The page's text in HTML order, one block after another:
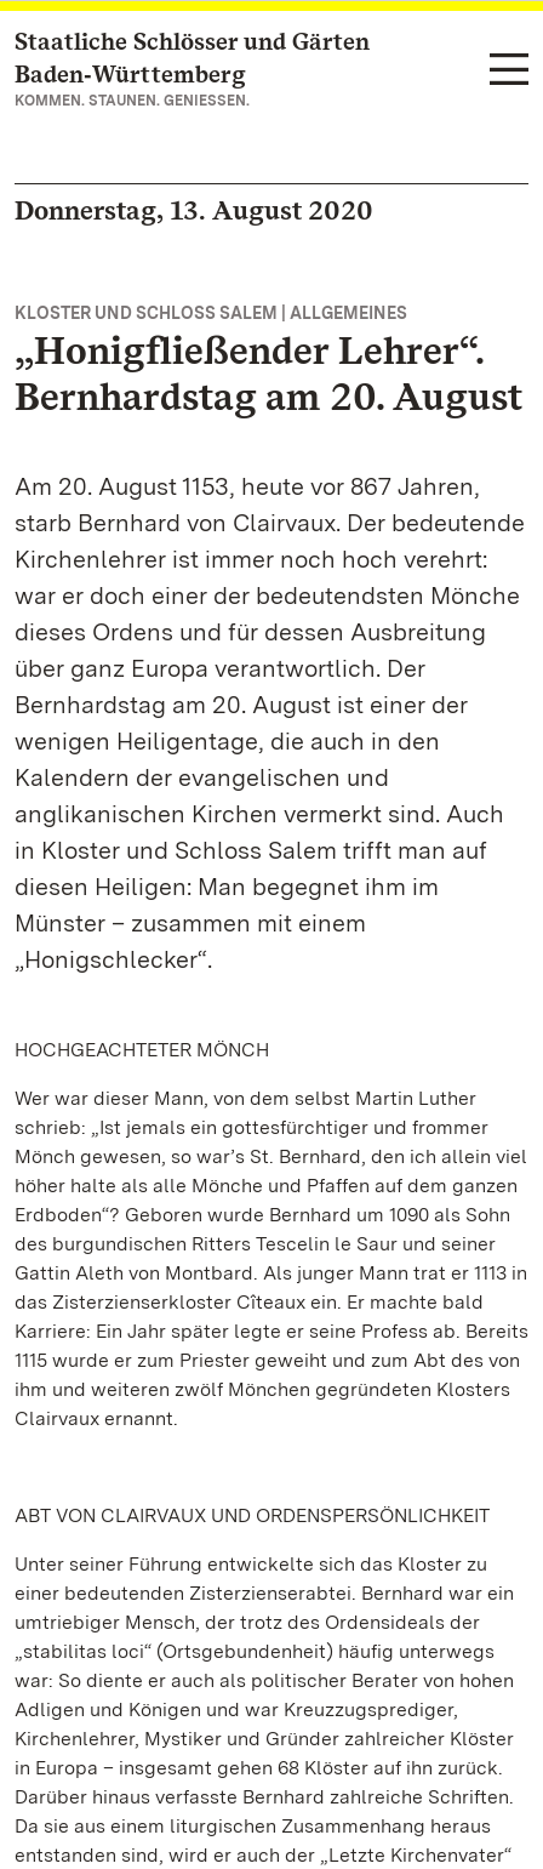
Zum Hauptinhalt springen
Staatliche Schlösser und Gärten
Baden‑Württemberg
KOMMEN. STAUNEN. GENIESSEN.
Donnerstag, 13. August 2020
KLOSTER UND SCHLOSS SALEM | ALLGEMEINES
„Honigfließender Lehrer“.
Bernhardstag am 20. August
Am 20. August 1153, heute vor 867 Jahren,
starb Bernhard von Clairvaux. Der bedeutende
Kirchenlehrer ist immer noch hoch verehrt:
war er doch einer der bedeutendsten Mönche
dieses Ordens und für dessen Ausbreitung
über ganz Europa verantwortlich. Der
Bernhardstag am 20. August ist einer der
wenigen Heiligentage, die auch in den
Kalendern der evangelischen und
anglikanischen Kirchen vermerkt sind. Auch
in Kloster und Schloss Salem trifft man auf
diesen Heiligen: Man begegnet ihm im
Münster – zusammen mit einem
„Honigschlecker“.
HOCHGEACHTETER MÖNCH
Wer war dieser Mann, von dem selbst Martin Luther
schrieb: „Ist jemals ein gottesfürchtiger und frommer
Mönch gewesen, so war’s St. Bernhard, den ich allein viel
höher halte als alle Mönche und Pfaffen auf dem ganzen
Erdboden“? Geboren wurde Bernhard um 1090 als Sohn
des burgundischen Ritters Tescelin le Saur und seiner
Gattin Aleth von Montbard. Als junger Mann trat er 1113 in
das Zisterzienserkloster Cîteaux ein. Er machte bald
Karriere: Ein Jahr später legte er seine Profess ab. Bereits
1115 wurde er zum Priester geweiht und zum Abt des von
ihm und weiteren zwölf Mönchen gegründeten Klosters
Clairvaux ernannt.
ABT VON CLAIRVAUX UND ORDENSPERSÖNLICHKEIT
Unter seiner Führung entwickelte sich das Kloster zu
einer bedeutenden Zisterzienserabtei. Bernhard war ein
umtriebiger Mensch, der trotz des Ordensideals der
„stabilitas loci“ (Ortsgebundenheit) häufig unterwegs
war: So diente er auch als politischer Berater von hohen
Adligen und Königen und war Kreuzzugsprediger,
Kirchenlehrer, Mystiker und Gründer zahlreicher Klöster
in Europa – insgesamt gehen 68 Klöster auf ihn zurück.
Darüber hinaus verfasste Bernhard zahlreiche Schriften.
Da sie aus einem liturgischen Zusammenhang heraus
entstanden sind, wird er auch der „Letzte Kirchenvater“